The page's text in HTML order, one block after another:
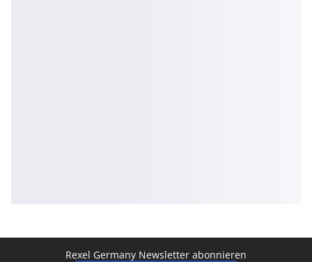
Rexel Germany Newsletter abonnieren